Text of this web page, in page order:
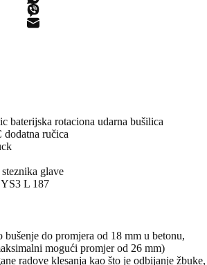
baterijska rotaciona udarna bušilica
ručica
glave
L 187
bušenje do promjera od 18 mm u betonu,
mogući promjer od 26 mm)
radove klesanja kao što je odbijanje žbuke,